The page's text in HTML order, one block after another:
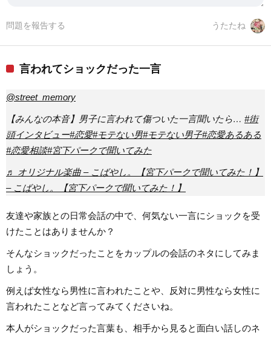
うたたね
問題を報告する
言われてショックだった一言
@street_memory
【みんなの本音】男子に言われて傷ついた一言聞いたら… #街
頭インタビュー#恋愛#モテない男#モテない男子#恋愛あるある
#恋愛相談#宮下パークで聞いてみた
♬ オリジナル楽曲 – こばやし。【宮下パークで聞いてみた！】
– こばやし。【宮下パークで聞いてみた！】
友達や家族との日常会話の中で、何気ない一言にショックを受
けたことはありませんか？
そんなショックだったことをカップルの会話のネタにしてみま
しょう。
例えば女性なら男性に言われたことや、反対に男性なら女性に
言われたことなど言ってみてくださいね。
本人がショックだった言葉も、相手から見ると面白い話しのネ